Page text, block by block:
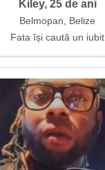
Kiley, 25 de ani
Belmopan, Belize
Fata își caută un iubit